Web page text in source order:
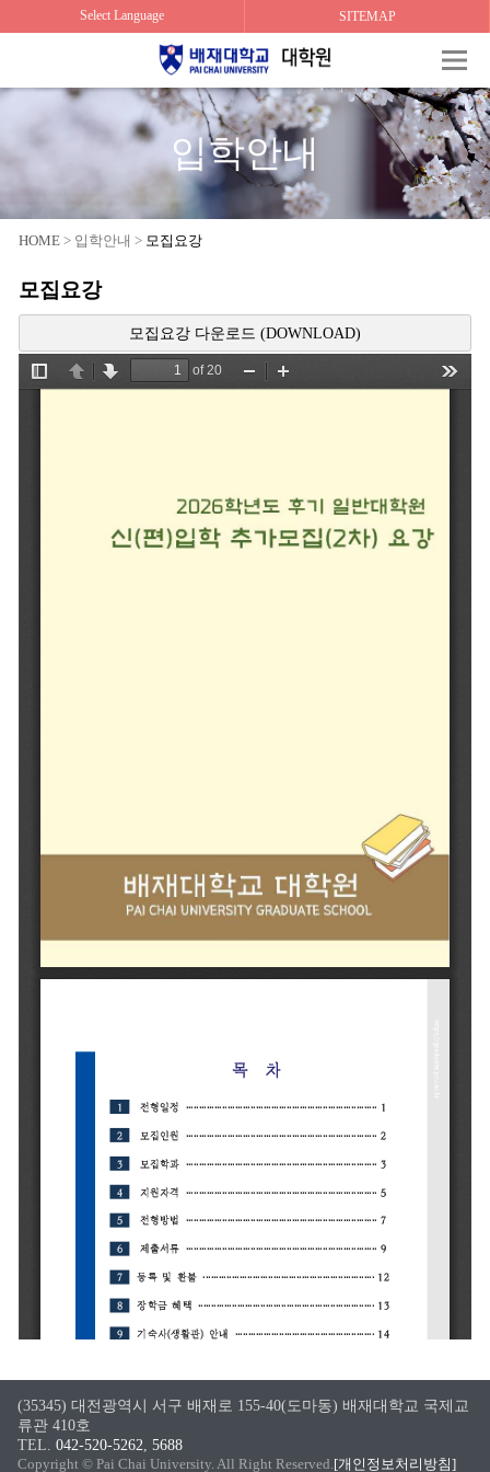
SITEMAP
Select Language
입학안내
HOME > 입학안내 > 모집요강
모집요강
모집요강 다운로드 (DOWNLOAD)
(35345) 대전광역시 서구 배재로 155-40(도마동) 배재대학교 국제교
류관 410호
TEL. 042-520-5262, 5688
Copyright © Pai Chai University. All Right Reserved.[개인정보처리방침]